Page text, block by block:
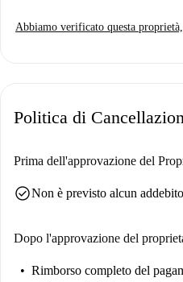
verificarne la qualità e il comfort.
Restaurante Ls e la Confeitaria Belo
Pingo Doce è facilmente
Abbiamo verificato questa
Politica di
Prima dell'approvazione del
check_circleNon è previsto alcun addebito
Dopo l'approvazione del
Rimborso completo del